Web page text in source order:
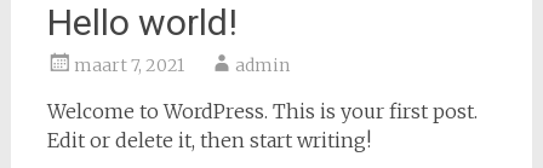
Hello world!
maart 7, 2021 admin
Welcome to WordPress. This is your first post.
Edit or delete it, then start writing!